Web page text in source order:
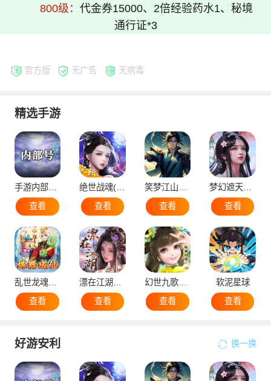
800级： 代金券15000、2倍经验药水1、秘境
通行证*3
官方版 无广告 无病毒
精选手游
手游内部号（申请）
查看
查看
查看
查看
乱世龙魂（蛮荒）
查看
漂在江湖（后台版）
查看
幻世九歌官网版
查看
软泥星球
查看
好游安利 换一换